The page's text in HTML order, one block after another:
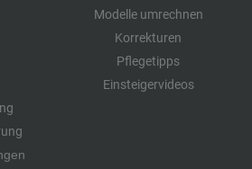
Modelle umrechnen
Korrekturen
Pflegetipps
Einsteigervideos